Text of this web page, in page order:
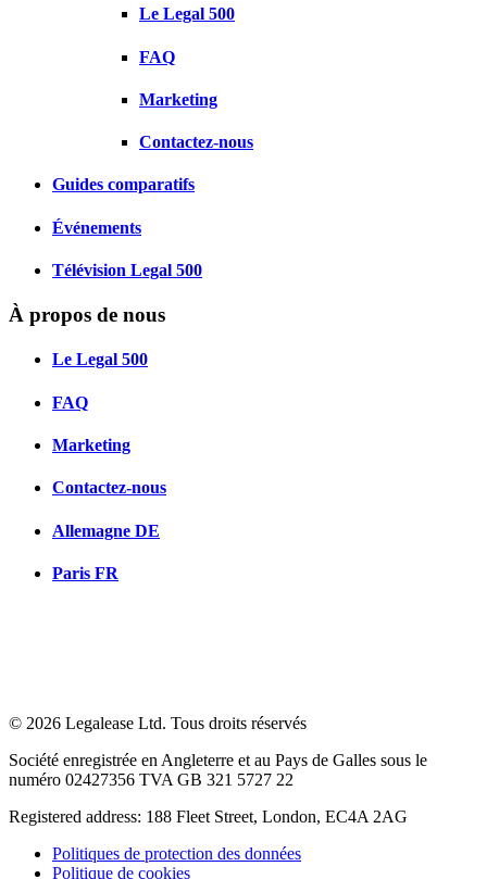
Le Legal 500
FAQ
Marketing
Contactez-nous
Guides comparatifs
Événements
Télévision Legal 500
À propos de nous
Le Legal 500
FAQ
Marketing
Contactez-nous
Allemagne DE
Paris FR
© 2026 Legalease Ltd. Tous droits réservés
Société enregistrée en Angleterre et au Pays de Galles sous le
numéro 02427356 TVA GB 321 5727 22
Registered address: 188 Fleet Street, London, EC4A 2AG
Politiques de protection des données
Politique de cookies